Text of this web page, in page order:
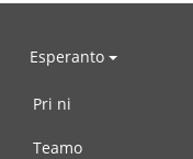
Esperanto
Pri ni
Teamo